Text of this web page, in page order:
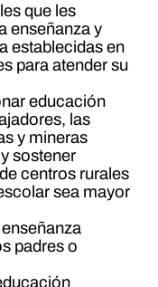
que les
enseñanza y
establecidas en
para atender su
educación
las
y mineras
sostener
centros rurales
sea mayor
padres o